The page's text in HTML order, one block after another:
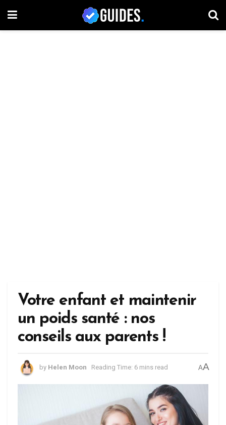
Votre enfant et maintenir
un poids santé : nos
conseils aux parents !
by Helen Moon Reading Time: 6 mins read AA